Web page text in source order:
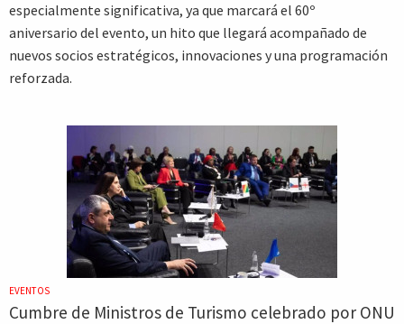
especialmente significativa, ya que marcará el 60º
aniversario del evento, un hito que llegará acompañado de
nuevos socios estratégicos, innovaciones y una programación
reforzada.
EVENTOS
Cumbre de Ministros de Turismo celebrado por ONU